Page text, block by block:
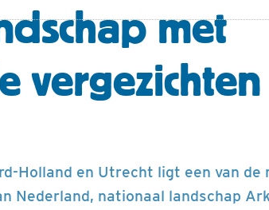
met
vergezichten
Holland en Utrecht ligt een van de
Nederland, nationaal landschap